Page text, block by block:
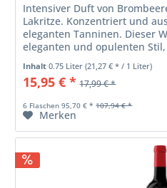
Intensiver Duft von
Lakritze. Konzentriert und
eleganten Tanninen. Dieser
eleganten und opulenten
Inhalt0.75 Liter(21,27 € * / 1 Liter)
15,95 € * 17,99 € *
6 Flaschen 95,70 € * 107,94 € *
Merken